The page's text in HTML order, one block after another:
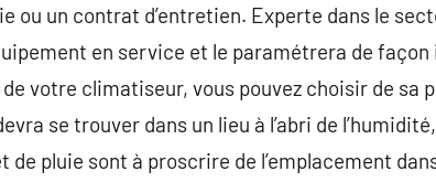
ou un contrat d’entretien. Experte dans le
en service et le paramétrera de façon
votre climatiseur, vous pouvez choisir de sa
se trouver dans un lieu à l’abri de
pluie sont à proscrire de l’emplacement